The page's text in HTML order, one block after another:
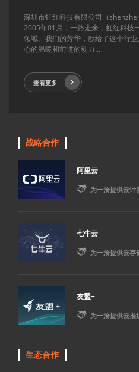
深圳市虹红科技有限公司（
2005年01月，一路走来，虹红科技
领域。我们的芳华，献给了这个行
心的温暖和前进的动力...
查看更多
战略合作
阿里云
 为一洽提供云计
七牛云
 为一洽提供云存
友盟+
 为一洽提供云推
生态合作